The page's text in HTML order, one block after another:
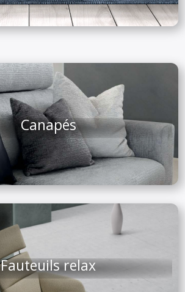
Canapés
Fauteuils relax